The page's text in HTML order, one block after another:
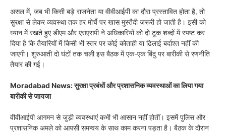
असल में, जब भी किसी बड़े राजनेता या वीवीआईपी का दौरा प्रस्तावित होता है, तो
सुरक्षा से लेकर व्यवस्था तक हर मोर्चे पर खास मुस्तैदी जरूरी हो जाती है। इसी को
ध्यान में रखते हुए डीएम और एसएसपी ने अधिकारियों को दो टूक शब्दों में स्पष्ट कर
दिया है कि तैयारियों में किसी भी स्तर पर कोई कोताही या ढिलाई बर्दाश्त नहीं की
जाएगी। शुरुआती दो घंटों तक चली इस बैठक में एक-एक बिंदु पर बारीकी से रणनीति
तैयार की गई।
Moradabad News: सुरक्षा प्रबंधों और प्रशासनिक व्यवस्थाओं का लिया गया
बारीकी से जायजा
वीवीआईपी आगमन से जुड़ी व्यवस्थाएं कभी भी आसान नहीं होतीं। इसमें पुलिस और
प्रशासनिक अमले को आपसी समन्वय के साथ काम करना पड़ता है। बैठक के दौरान